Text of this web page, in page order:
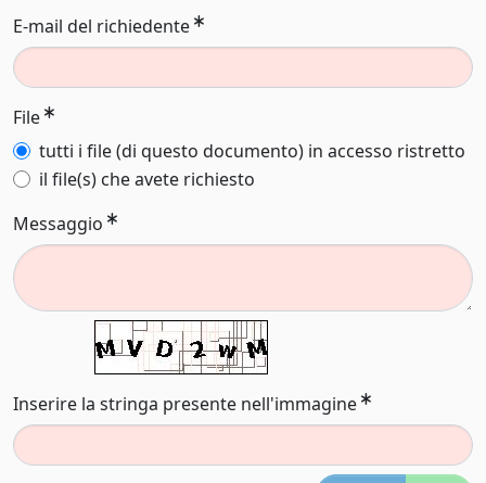
E-mail del richiedente
File
tutti i file (di questo documento) in accesso ristretto
il file(s) che avete richiesto
Messaggio
Inserire la stringa presente nell'immagine